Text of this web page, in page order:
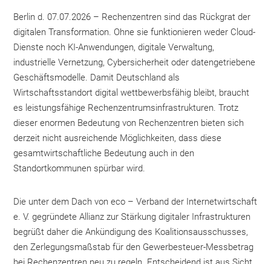
Berlin d. 07.07.2026 – Rechenzentren sind das Rückgrat der
digitalen Transformation. Ohne sie funktionieren weder Cloud-
Dienste noch KI-Anwendungen, digitale Verwaltung,
industrielle Vernetzung, Cybersicherheit oder datengetriebene
Geschäftsmodelle. Damit Deutschland als
Wirtschaftsstandort digital wettbewerbsfähig bleibt, braucht
es leistungsfähige Rechenzentrumsinfrastrukturen. Trotz
dieser enormen Bedeutung von Rechenzentren bieten sich
derzeit nicht ausreichende Möglichkeiten, dass diese
gesamtwirtschaftliche Bedeutung auch in den
Standortkommunen spürbar wird.
Die unter dem Dach von eco – Verband der Internetwirtschaft
e. V. gegründete Allianz zur Stärkung digitaler Infrastrukturen
begrüßt daher die Ankündigung des Koalitionsausschusses,
den Zerlegungsmaßstab für den Gewerbesteuer-Messbetrag